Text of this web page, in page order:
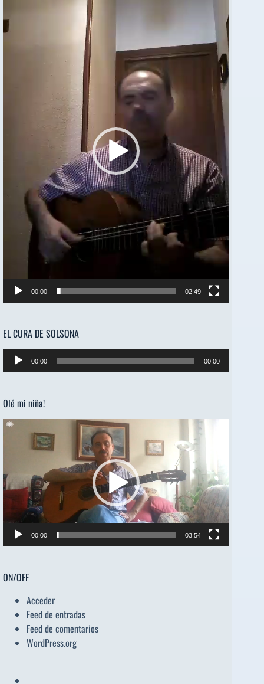
de
vídeo
00:00 02:49
EL CURA DE SOLSONA
Reproductor
de
00:00 00:00
Olé mi niña!
Reproductor
00:00 03:54
ON/OFF
Acceder
Feed de entradas
Feed de comentarios
WordPress.org